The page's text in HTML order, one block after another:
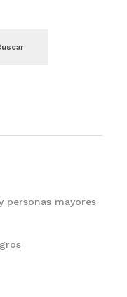
personas mayores